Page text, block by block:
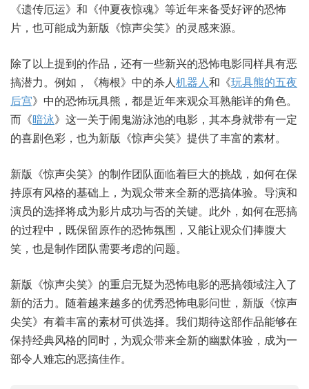
《遗传厄运》和《仲夏夜惊魂》等近年来备受好评的恐怖
片，也可能成为新版《惊声尖笑》的灵感来源。
除了以上提到的作品，还有一些新兴的恐怖电影同样具有恶
搞潜力。例如，《梅根》中的杀人机器人和《玩具熊的五夜
后宫》中的恐怖玩具熊，都是近年来观众耳熟能详的角色。
而《暗泳》这一关于闹鬼游泳池的电影，其本身就带有一定
的喜剧色彩，也为新版《惊声尖笑》提供了丰富的素材。
新版《惊声尖笑》的制作团队面临着巨大的挑战，如何在保
持原有风格的基础上，为观众带来全新的恶搞体验。导演和
演员的选择将成为影片成功与否的关键。此外，如何在恶搞
的过程中，既保留原作的恐怖氛围，又能让观众们捧腹大
笑，也是制作团队需要考虑的问题。
新版《惊声尖笑》的重启无疑为恐怖电影的恶搞领域注入了
新的活力。随着越来越多的优秀恐怖电影问世，新版《惊声
尖笑》有着丰富的素材可供选择。我们期待这部作品能够在
保持经典风格的同时，为观众带来全新的幽默体验，成为一
部令人难忘的恶搞佳作。